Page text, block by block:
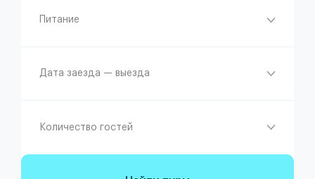
Питание
Дата заезда — выезда
Количество гостей